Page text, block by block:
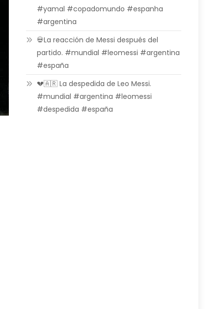
#yamal #copadomundo #espanha
#argentina
💀La reacción de Messi después del
partido. #mundial #leomessi #argentina
#españa
💔🇦🇷 La despedida de Leo Messi.
#mundial #argentina #leomessi
#despedida #españa